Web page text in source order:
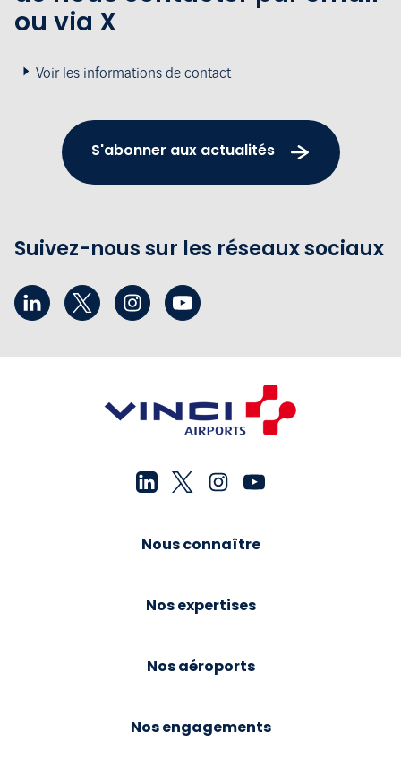
ou via X
Voir les informations de contact
S'abonner aux actualités
Suivez-nous sur les réseaux sociaux
Nous connaître
Nos expertises
Nos aéroports
Nos engagements